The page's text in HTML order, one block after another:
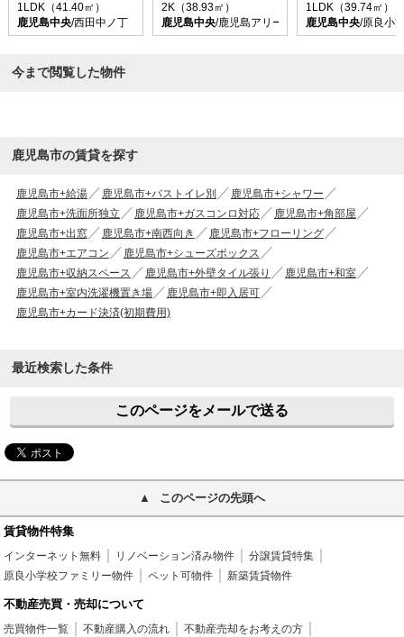
1LDK（41.40㎡）
鹿児島中央/西田中ノ丁 バス乗車時間6分 停歩2分
2K（38.93㎡）
鹿児島中央/鹿児島アリーナ バス乗車時間15分
1LDK（39.74㎡）
鹿児島中央/原良小
今まで閲覧した物件
鹿児島市の賃貸を探す
鹿児島市+給湯 鹿児島市+バストイレ別
鹿児島市+シャワー
鹿児島市+洗面所独立
鹿児島市+ガスコンロ対応
鹿児島市+角部屋
鹿児島市+出窓
鹿児島市+南西向き
鹿児島市+フローリング
鹿児島市+エアコン
鹿児島市+シューズボックス
鹿児島市+収納スペース
鹿児島市+外壁タイル張り
鹿児島市+和室
鹿児島市+室内洗濯機置き場
鹿児島市+即入居可
鹿児島市+カード決済(初期費用)
最近検索した条件
このページをメールで送る
このページの先頭へ
賃貸物件特集
インターネット無料 リノベーション済み物件
分譲賃貸特集
原良小学校ファミリー物件
ペット可物件 新築賃貸物件
不動産売買・売却について
売買物件一覧 不動産購入の流れ
不動産売却をお考えの方